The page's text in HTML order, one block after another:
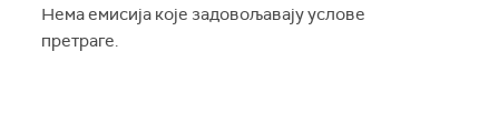
Нема емисија које задовољавају услове
претраге.